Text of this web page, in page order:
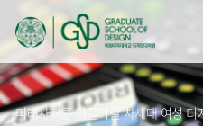
미래사회를 이끌어갈 차세대 여성 디